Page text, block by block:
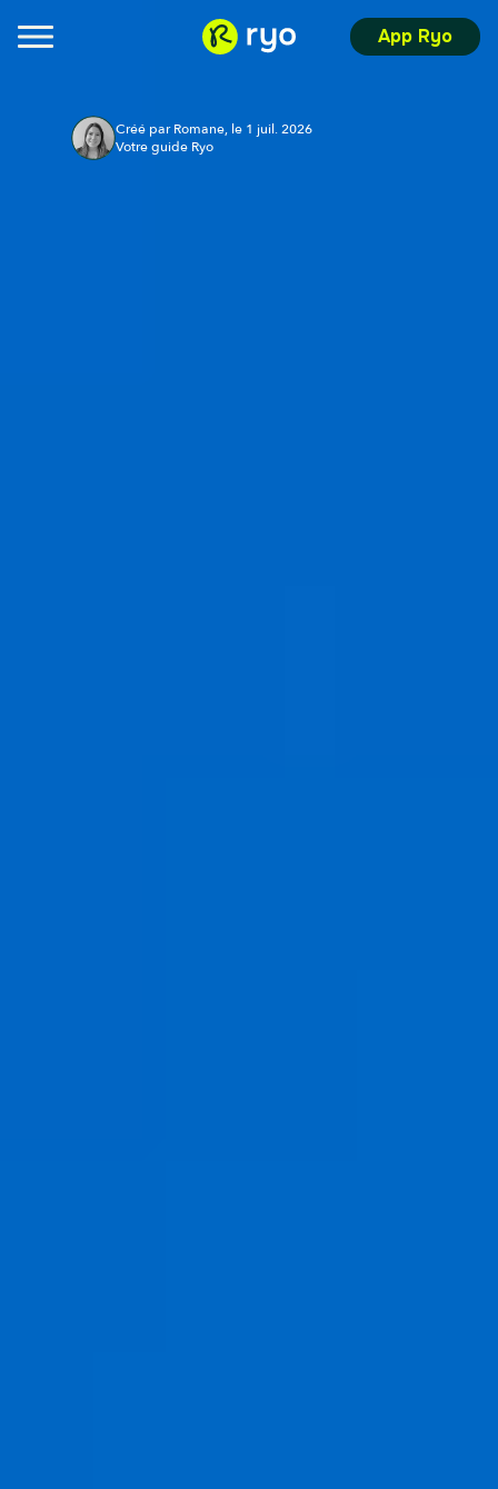
App Ryo
Créé par Romane, le 1 juil. 2026
Votre guide Ryo